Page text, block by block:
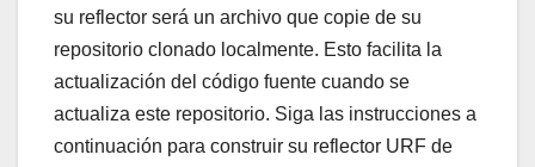
su reflector será un archivo que copie de su
repositorio clonado localmente. Esto facilita la
actualización del código fuente cuando se
actualiza este repositorio. Siga las instrucciones a
continuación para construir su reflector URF de